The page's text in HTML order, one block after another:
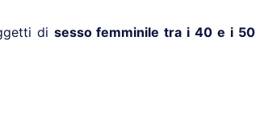
di sesso femminile tra i 40 e i 50